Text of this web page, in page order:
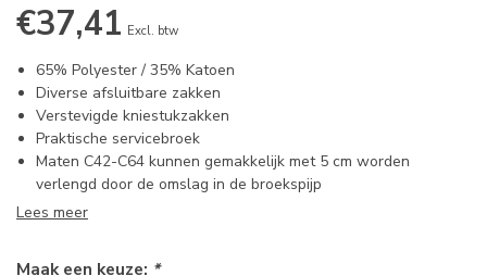
€37,41 Excl. btw
65% Polyester / 35% Katoen
Diverse afsluitbare zakken
Verstevigde kniestukzakken
Praktische servicebroek
Maten C42-C64 kunnen gemakkelijk met 5 cm worden
verlengd door de omslag in de broekspijp
Lees meer
Maak een keuze: *